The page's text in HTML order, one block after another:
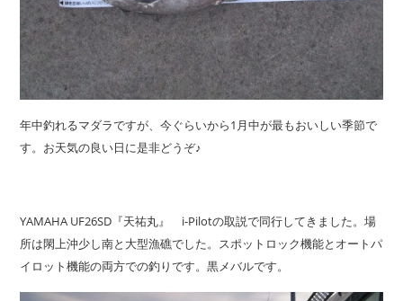
年中釣れるマダラですが、今ぐらいから1月中が最もおいしい季節で
す。お天気の良い日に是非どうぞ♪
YAMAHA UF26SD『天祐丸』 i-Pilotの取説で同行してきました。場
所は閖上沖少し南と大型漁礁でした。スポットロック機能とオートパ
イロット機能の両方での釣りです。黒メバルです。